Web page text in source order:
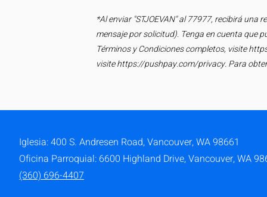
*Al enviar "STJOEVAN" al 77977, recibirá
mensaje por solicitud). Tenga en cuenta que
Términos y Condiciones completos, visite
visitehttps://pushpay.com/privacy.Para
Iglesia: 400 S. Andresen Road,Vancouver, WA 98661
Oficina Parroquial: 6600 Highland Drive, Vancouver, WA
(360) 696-4407